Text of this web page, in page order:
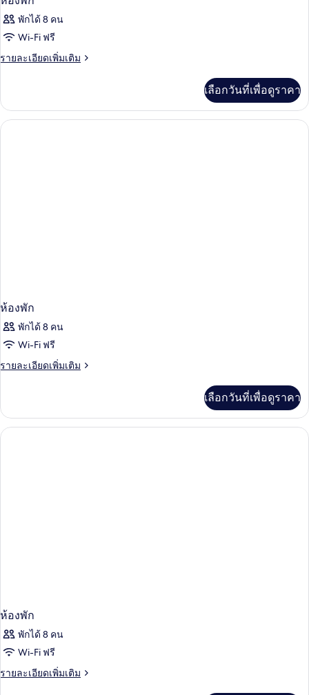
น้ำ
น้ำ พักได้ 8 คน
Wi-Fi ฟรี
รายละเอียดเพิ่มเติม
ราย
เกี่ยว
กับ
ห้อง
เลือกวันที่เพื่อดูราคา
ห้องพัก
พักได้ 8 คน
Wi-Fi ฟรี
รายละเอียดเพิ่มเติม
ราย
เกี่ยว
กับ
ห้อง
เลือกวันที่เพื่อดูราคา
ห้องพัก
พักได้ 8 คน
Wi-Fi ฟรี
รายละเอียดเพิ่มเติม
ราย